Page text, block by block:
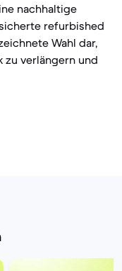
nachhaltige
refurbished
Wahl dar,
zu verlängern und